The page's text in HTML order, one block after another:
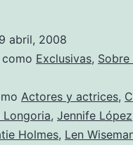
cumple
Vitoria
Beckham
abril, 2008
Exclusivas,
Actores y actrices,
Longoria, Jennife López
Holmes, Len